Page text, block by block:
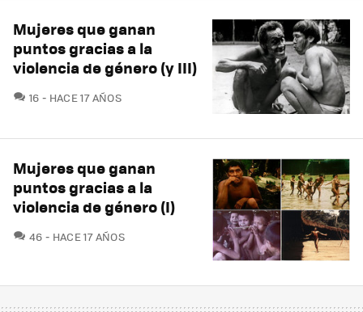
Mujeres que ganan
puntos gracias a la
violencia de género (y III)
16 COMENTARIOS
HACE 17 AÑOS
Mujeres que ganan
puntos gracias a la
violencia de género (I)
46 COMENTARIOS
HACE 17 AÑOS